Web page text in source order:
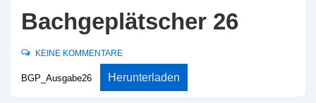
Bachgeplätscher 26
KEINE KOMMENTARE
BGP_Ausgabe26 Herunterladen